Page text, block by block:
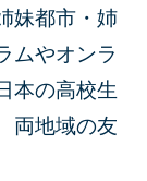
妹都市・姉
ムやオンラ
本の高校生
両地域の友